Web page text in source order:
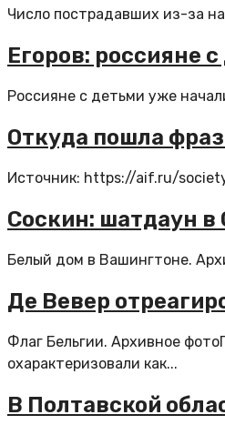
Число пострадавших из-за
Егоров: россияне
Россияне с детьми уже
Откуда пошла
Источник: https://aif.ru/
Соскин: шатдаун
Белый дом в Вашингтоне.
Де Вевер
Флаг Бельгии. Архивное
охарактеризовали как...
В Полтавской